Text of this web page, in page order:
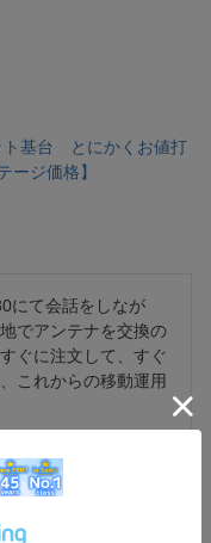
ト基台 とにかくお値打
ージ価格】
にて会話をしなが
でアンテナを交換の
ぐに注文して、すぐ
これからの移動運用